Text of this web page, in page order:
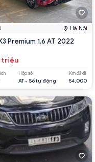
Hà Nội
Premium 1.6 AT 2022
triệu
Hộp số
AT - Số tự động
Km đã đi
54,000